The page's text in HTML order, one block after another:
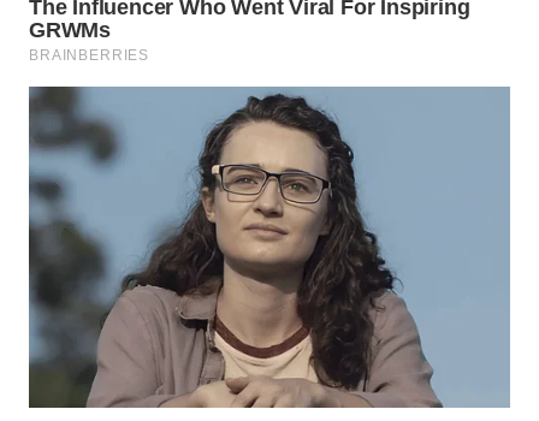
NATUNA
WN
MANDALIKA
WN
LIKUPANG
WN
LABUANBAJO